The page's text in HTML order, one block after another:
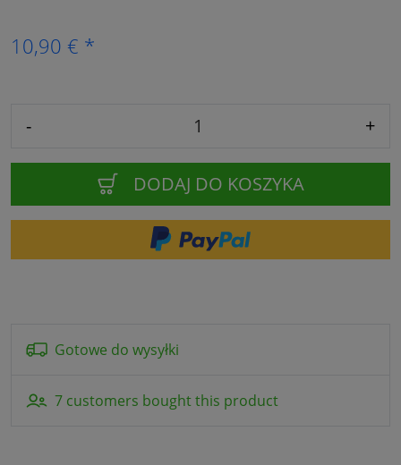
10,90 € *
- +
DODAJ DO KOSZYKA
Gotowe do wysyłki
7 customers bought this product